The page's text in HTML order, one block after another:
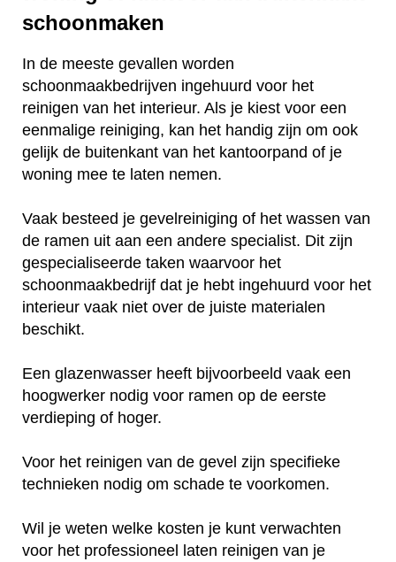
schoonmaken
In de meeste gevallen worden
schoonmaakbedrijven ingehuurd voor het
reinigen van het interieur. Als je kiest voor een
eenmalige reiniging, kan het handig zijn om ook
gelijk de buitenkant van het kantoorpand of je
woning mee te laten nemen.
Vaak besteed je gevelreiniging of het wassen van
de ramen uit aan een andere specialist. Dit zijn
gespecialiseerde taken waarvoor het
schoonmaakbedrijf dat je hebt ingehuurd voor het
interieur vaak niet over de juiste materialen
beschikt.
Een glazenwasser heeft bijvoorbeeld vaak een
hoogwerker nodig voor ramen op de eerste
verdieping of hoger.
Voor het reinigen van de gevel zijn specifieke
technieken nodig om schade te voorkomen.
Wil je weten welke kosten je kunt verwachten
voor het professioneel laten reinigen van je